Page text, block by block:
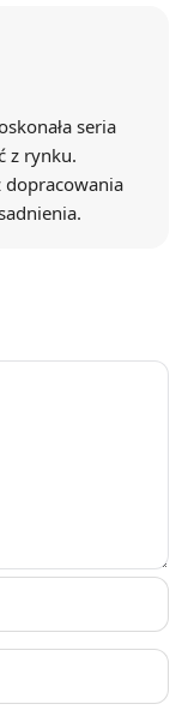
seria
z rynku.
dopracowania